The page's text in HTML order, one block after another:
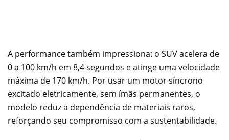
A performance também impressiona: o SUV acelera de
0 a 100 km/h em 8,4 segundos e atinge uma velocidade
máxima de 170 km/h. Por usar um motor síncrono
excitado eletricamente, sem ímãs permanentes, o
modelo reduz a dependência de materiais raros,
reforçando seu compromisso com a sustentabilidade.